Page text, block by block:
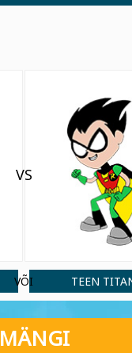
VS
VÕI TEEN
MÄNGI